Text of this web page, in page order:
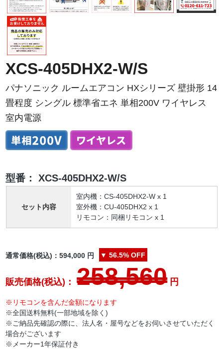
XCS-405DHX2-W/S
パナソニック ルームエアコン HXシリーズ 壁掛形 14
畳程度 シングル 標準省エネ 単相200V ワイヤレス
室内電源
型番： XCS-405DHX2-W/S
セット内容
室内機：CS-405DHX2-W x 1
室外機：CU-405DHX2 x 1
リモコン：同梱リモコン x 1
通常価格(税込)：594,000 円 ▼ 56.5% OFF
販売価格(税込)：258,560円
※リモコンを含んだ金額になります
※全国送料無料(一部地域を除く)
※ご納品先確認の際に、法人名・屋号などをお伺いさせていただく
場合がございます
※メーカー1年保証付き